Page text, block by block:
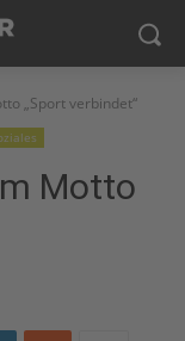
„Sport verbindet“
Motto